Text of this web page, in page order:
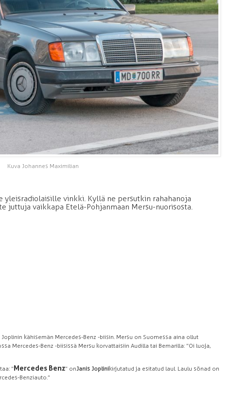
Kuva Johannes Maximilian
vinkki. Kyllä ne persutkin rahahanoja
juttuja vaikkapa Etelä-Pohjanmaan Mersu-nuorisosta.
kähisemän Mercedes-Benz -biisin. Mersu on Suomessa aina ollut
Mercedes-Benz -biisissä Mersu korvattaisiin Audilla tai Bemarilla: ”Oi luoja,
”Mercedes Benz” onJanis Joplinikirjutatud ja esitatud laul. Laulu sõnad on
Benzi auto.”